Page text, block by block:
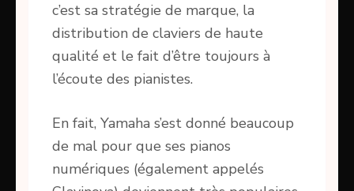
c’est sa stratégie de marque, la
distribution de claviers de haute
qualité et le fait d’être toujours à
l’écoute des pianistes.
En fait, Yamaha s’est donné beaucoup
de mal pour que ses pianos
numériques (également appelés